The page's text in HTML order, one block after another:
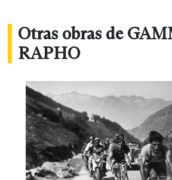
Otras obras de
RAPHO